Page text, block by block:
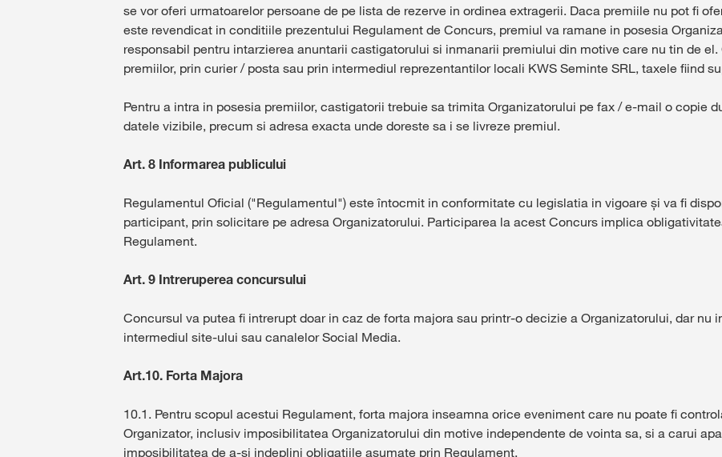
se vor oferi urmatoarelor persoane de pe lista de rezerve in ordinea extragerii. Daca premiile nu pot fi
este revendicat in conditiile prezentului Regulament de Concurs, premiul va ramane in posesia
responsabil pentru intarzierea anuntarii castigatorului si inmanarii premiului din motive care nu tin de
premiilor, prin curier / posta sau prin intermediul reprezentantilor locali KWS Seminte SRL, taxele fiind
Pentru a intra in posesia premiilor, castigatorii trebuie sa trimita Organizatorului pe fax / e-mail o copie
datele vizibile, precum si adresa exacta unde doreste sa i se livreze premiul.
Art. 8 Informarea publicului
Regulamentul Oficial ("Regulamentul") este întocmit in conformitate cu legislatia in vigoare şi va fi
participant, prin solicitare pe adresa Organizatorului. Participarea la acest Concurs implica
Regulament.
Art. 9 Intreruperea concursului
Concursul va putea fi intrerupt doar in caz de forta majora sau printr-o decizie a Organizatorului, dar nu
intermediul site-ului sau canalelor Social Media.
Art.10. Forta Majora
10.1. Pentru scopul acestui Regulament, forta majora inseamna orice eveniment care nu poate fi
Organizator, inclusiv imposibilitatea Organizatorului din motive independente de vointa sa, si a carui
imposibilitatea de a-si indeplini obligatiile asumate prin Regulament.